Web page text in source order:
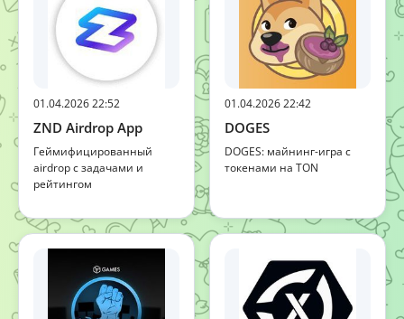
01.04.2026 22:52
ZND Airdrop App
Геймифицированный
airdrop с задачами и
рейтингом
01.04.2026 22:42
DOGES
DOGES: майнинг-игра с
токенами на TON